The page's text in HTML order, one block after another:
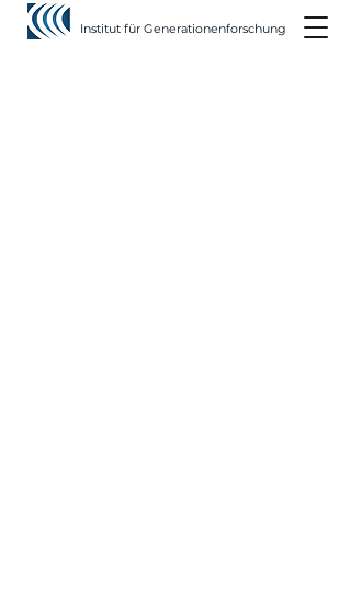
Institut für Generationenforschung